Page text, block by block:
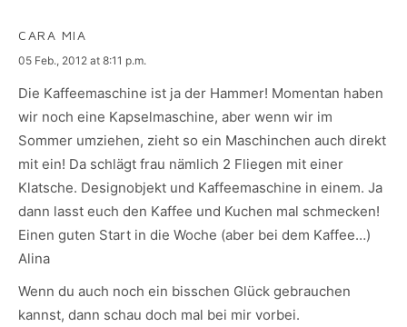
CARA MIA
says:
05 Feb., 2012 at 8:11 p.m.
Die Kaffeemaschine ist ja der Hammer! Momentan haben
wir noch eine Kapselmaschine, aber wenn wir im
Sommer umziehen, zieht so ein Maschinchen auch direkt
mit ein! Da schlägt frau nämlich 2 Fliegen mit einer
Klatsche. Designobjekt und Kaffeemaschine in einem. Ja
dann lasst euch den Kaffee und Kuchen mal schmecken!
Einen guten Start in die Woche (aber bei dem Kaffee…)
Alina
Wenn du auch noch ein bisschen Glück gebrauchen
kannst, dann schau doch mal bei mir vorbei.